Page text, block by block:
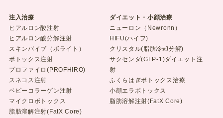
注入治療
ヒアルロン酸注射
ヒアルロン酸分解注射
スキンバイブ（ボライト）
ボトックス注射
プロファイロ(PROFHIRO)
スネコス注射
ベビーコラーゲン注射
マイクロボトックス
脂肪溶解注射(FatX Core)
ダイエット・小顔治療
ニューロン（Newronn）
HIFU(ハイフ)
クリスタル(脂肪冷却分解)
サクセンダ(GLP-1)ダイエット注
射
ふくらはぎボトックス治療
小顔エラボトックス
脂肪溶解注射(FatX Core)